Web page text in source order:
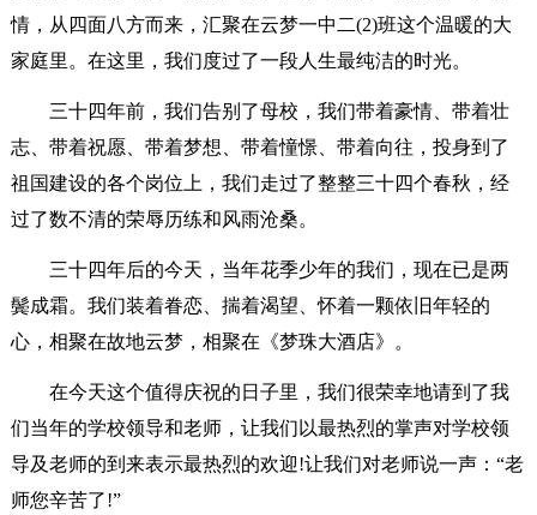
情，从四面八方而来，汇聚在云梦一中二(2)班这个温暖的大
家庭里。在这里，我们度过了一段人生最纯洁的时光。
三十四年前，我们告别了母校，我们带着豪情、带着壮
志、带着祝愿、带着梦想、带着憧憬、带着向往，投身到了
祖国建设的各个岗位上，我们走过了整整三十四个春秋，经
过了数不清的荣辱历练和风雨沧桑。
三十四年后的今天，当年花季少年的我们，现在已是两
鬓成霜。我们装着眷恋、揣着渴望、怀着一颗依旧年轻的
心，相聚在故地云梦，相聚在《梦珠大酒店》。
在今天这个值得庆祝的日子里，我们很荣幸地请到了我
们当年的学校领导和老师，让我们以最热烈的掌声对学校领
导及老师的到来表示最热烈的欢迎!让我们对老师说一声：“老
师您辛苦了!”